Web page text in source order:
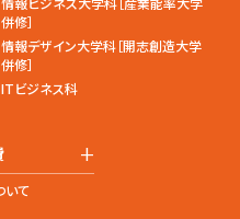
併修］
情報デザイン大学科［開志創造大学
併修］
ITビジネス科
+
いて